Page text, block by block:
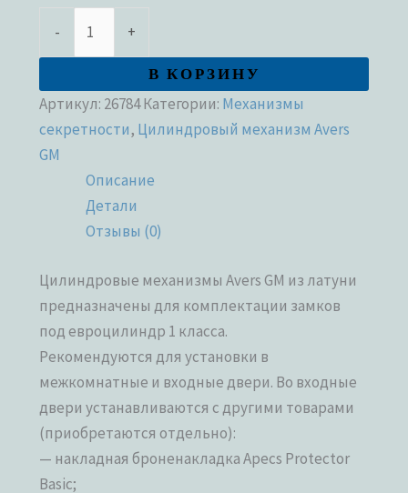
- +
В КОРЗИНУ
Артикул: 26784Категории: Механизмы
секретности, Цилиндровый механизм Avers
GM
Описание
Детали
Отзывы (0)
Цилиндровые механизмы Avers GM из латуни
предназначены для комплектации замков
под евроцилиндр 1 класса.
Рекомендуются для установки в
межкомнатные и входные двери. Во входные
двери устанавливаются с другими товарами
(приобретаются отдельно):
— накладная броненакладка Apecs Protector
Basic;